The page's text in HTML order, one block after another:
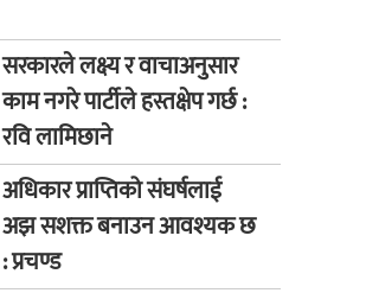
सरकारले लक्ष्य र वाचाअनुसार
काम नगरे पार्टीले हस्तक्षेप गर्छ :
रवि लामिछाने
अधिकार प्राप्तिको संघर्षलाई
अझ सशक्त बनाउन आवश्यक छ
: प्रचण्ड